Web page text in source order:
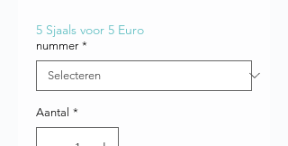
5 Sjaals voor 5 Euro
nummer *
Aantal *